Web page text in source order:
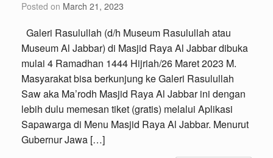
Posted on March 21, 2023
Galeri Rasulullah (d/h Museum Rasulullah atau
Museum Al Jabbar) di Masjid Raya Al Jabbar dibuka
mulai 4 Ramadhan 1444 Hijriah/26 Maret 2023 M.
Masyarakat bisa berkunjung ke Galeri Rasulullah
Saw aka Ma’rodh Masjid Raya Al Jabbar ini dengan
lebih dulu memesan tiket (gratis) melalui Aplikasi
Sapawarga di Menu Masjid Raya Al Jabbar. Menurut
Gubernur Jawa […]